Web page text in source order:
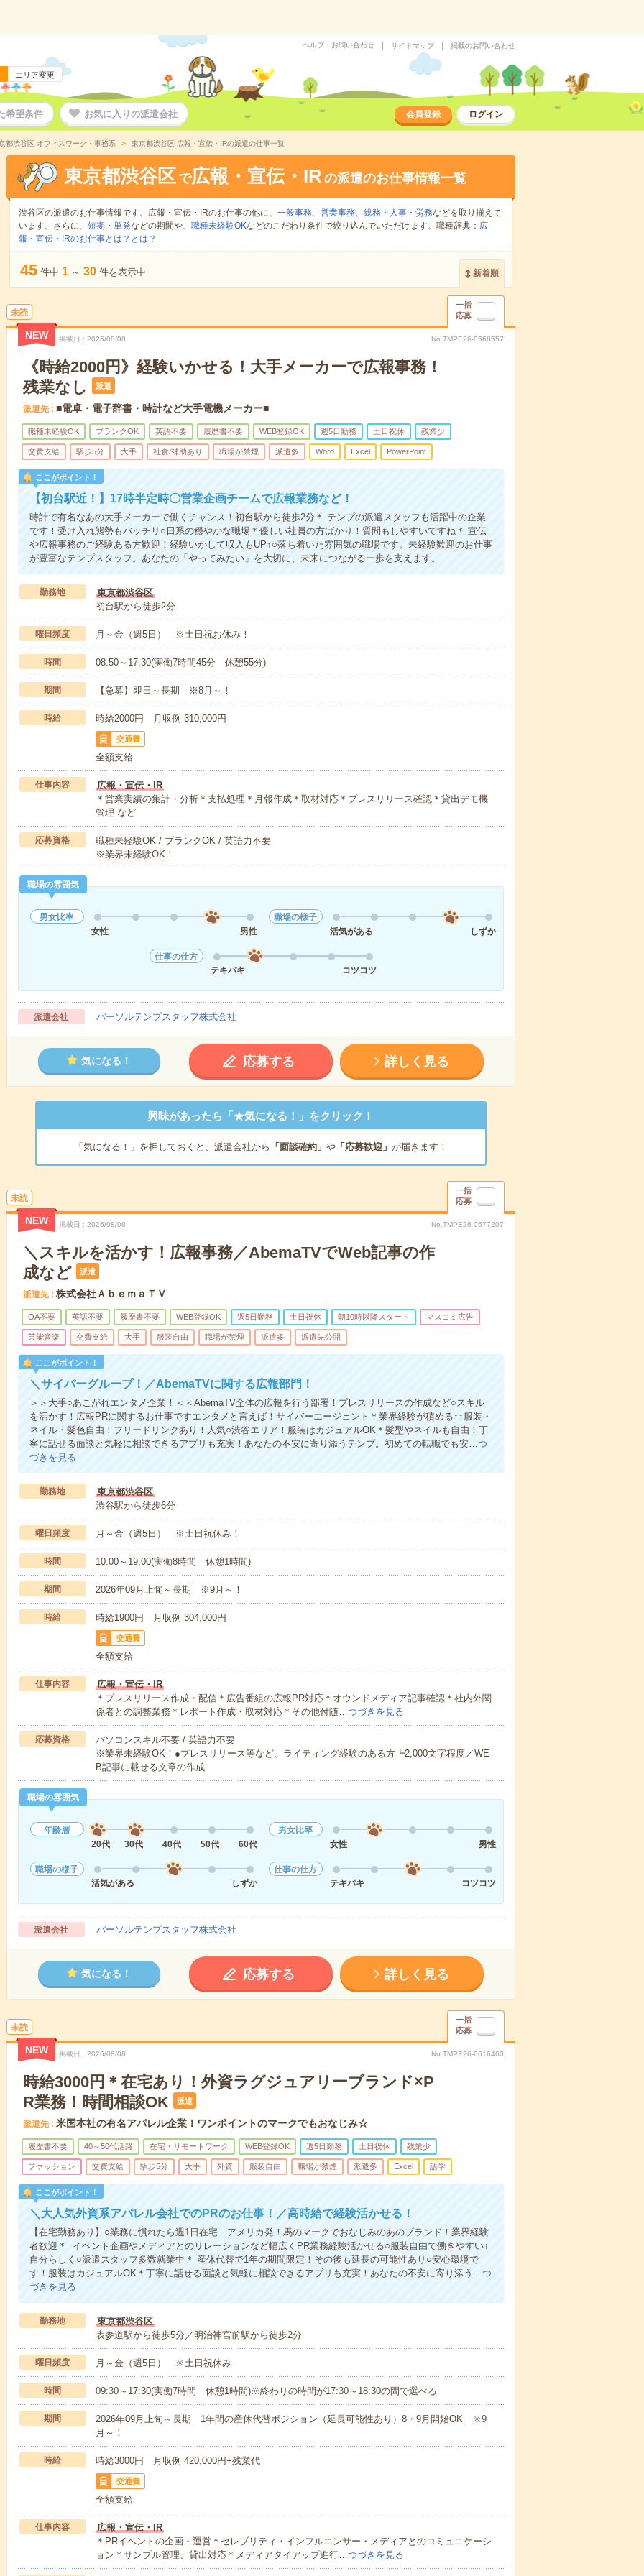
エリア変更
ヘルプ・お問い合わせ サイトマップ 掲載のお問い合わせ
希望条件 お気に入りの派遣会社 会員登録 ログイン
都渋谷区 オフィスワーク・事務系 東京都渋谷区 広報・宣伝・IRの派遣の仕事一覧
東京都渋谷区 で広報・宣伝・IR の派遣のお仕事情報一覧
渋谷区の派遣のお仕事情報です。広報・宣伝・IRのお仕事の他に、 一般事務、 営業事務、 総務・人事・労務などを取り揃えて
います。さらに、 短期 ・ 単発などの期間や、 職種未経験OKなどのこだわり条件で絞り込んでいただけます。職種辞典： 広
報・宣伝・IRのお仕事とは？とは？
45 件中 1 ～ 30 件を表示中 新着順
未読
一括
応募
NEW 掲載日 2026/08/08 No.TMPE26-0568557
《時給2000円》経験いかせる！大手メーカーで広報事務！
残業なし
派遣
派遣先 ■電卓・電子辞書・時計など大手電機メーカー■
職種未経験OK ブランクOK 英語不要 履歴書不要 WEB登録OK 週5日勤務 土日祝休 残業少
交費支給 駅歩5分 大手 社食/補助あり 職場が禁煙 派遣多 Word Excel PowerPoint
ここがポイント！
【初台駅近！】17時半定時〇営業企画チームで広報業務など！
時計で有名なあの大手メーカーで働くチャンス！初台駅から徒歩2分＊ テンプの派遣スタッフも活躍中の企業
です！受け入れ態勢もバッチリ○日系の穏やかな職場＊優しい社員の方ばかり！質問もしやすいですね＊ 宣伝
や広報事務のご経験ある方歓迎！経験いかして収入もUP↑○落ち着いた雰囲気の職場です。未経験歓迎のお仕事
が豊富なテンプスタッフ。あなたの「やってみたい」を大切に、未来につながる一歩を支えます。
勤務地
東京都渋谷区
初台駅から徒歩2分
曜日頻度 月～金（週5日） ※土日祝お休み！
時間 08:50～17:30(実働7時間45分 休憩55分)
期間 【急募】即日～長期 ※8月～！
時給 時給2000円 月収例 310,000円
交通費
全額支給
仕事内容
広報・宣伝・IR
＊営業実績の集計・分析＊支払処理＊月報作成＊取材対応＊プレスリリース確認＊貸出デモ機
管理 など
応募資格
職種未経験OK / ブランクOK / 英語力不要
※業界未経験OK！
職場の雰囲気
男女比率
女性
男性
職場の様子
活気がある
しずか
仕事の仕方
テキパキ
コツコツ
派遣会社 パーソルテンプスタッフ株式会社
気になる！ 応募する 詳しく見る
興味があったら「★気になる！」をクリック！
「気になる！」を押しておくと、派遣会社から 「面談確約」 や「応募歓迎」 が届きます！
未読
一括
応募
NEW 掲載日 2026/08/08 No.TMPE26-0577207
＼スキルを活かす！広報事務／AbemaTVでWeb記事の作
成など
派遣
派遣先 株式会社ＡｂｅｍａＴＶ
OA不要 英語不要 履歴書不要 WEB登録OK 週5日勤務 土日祝休 朝10時以降スタート マスコミ広告
芸能音楽 交費支給 大手 服装自由 職場が禁煙 派遣多 派遣先公開
ここがポイント！
＼サイバーグループ！／AbemaTVに関する広報部門！
＞＞大手○あこがれエンタメ企業！＜＜AbemaTV全体の広報を行う部署！プレスリリースの作成など○スキル
を活かす！広報PRに関するお仕事ですエンタメと言えば！サイバーエージェント＊業界経験が積める↑↑服装・
ネイル・髪色自由！フリードリンクあり！人気○渋谷エリア！服装はカジュアルOK＊髪型やネイルも自由！丁
寧に話せる面談と気軽に相談できるアプリも充実！あなたの不安に寄り添うテンプ。初めての転職でも安…つ
づきを見る
勤務地
東京都渋谷区
渋谷駅から徒歩6分
曜日頻度 月～金（週5日） ※土日祝休み！
時間 10:00～19:00(実働8時間 休憩1時間)
期間 2026年09月上旬～長期 ※9月～！
時給 時給1900円 月収例 304,000円
交通費
全額支給
仕事内容
広報・宣伝・IR
＊プレスリリース作成・配信＊広告番組の広報PR対応＊オウンドメディア記事確認＊社内外関
係者との調整業務＊レポート作成・取材対応＊その他付随…つづきを見る
応募資格
パソコンスキル不要 / 英語力不要
※業界未経験OK！●プレスリリース等など、ライティング経験のある方┗2,000文字程度／WE
B記事に載せる文章の作成
職場の雰囲気
年齢層
20代
30代 40代 50代 60代
男女比率
女性
男性
職場の様子
活気がある
しずか
仕事の仕方
テキパキ
コツコツ
派遣会社 パーソルテンプスタッフ株式会社
気になる！ 応募する 詳しく見る
未読
一括
応募
NEW 掲載日 2026/08/08 No.TMPE26-0616460
時給3000円＊在宅あり！外資ラグジュアリーブランド×P
R業務！時間相談OK
派遣
派遣先 米国本社の有名アパレル企業！ワンポイントのマークでもおなじみ☆
履歴書不要 40～50代活躍 在宅・リモートワーク WEB登録OK 週5日勤務 土日祝休 残業少
ファッション 交費支給 駅歩5分 大手 外資 服装自由 職場が禁煙 派遣多 Excel 語学
ここがポイント！
＼大人気外資系アパレル会社でのPRのお仕事！／高時給で経験活かせる！
【在宅勤務あり】○業務に慣れたら週1日在宅 アメリカ発！馬のマークでおなじみのあのブランド！業界経験
者歓迎＊ イベント企画やメディアとのリレーションなど幅広くPR業務経験活かせる○服装自由で働きやすい↑
自分らしく○派遣スタッフ多数就業中＊ 産休代替で1年の期間限定！その後も延長の可能性あり○安心環境で
す！服装はカジュアルOK＊丁寧に話せる面談と気軽に相談できるアプリも充実！あなたの不安に寄り添う…つ
づきを見る
勤務地
東京都渋谷区
表参道駅から徒歩5分／明治神宮前駅から徒歩2分
曜日頻度 月～金（週5日） ※土日祝休み
時間 09:30～17:30(実働7時間 休憩1時間)※終わりの時間が17:30～18:30の間で選べる
期間
2026年09月上旬～長期 1年間の産休代替ポジション（延長可能性あり）8・9月開始OK ※9
月～！
時給 時給3000円 月収例 420,000円+残業代
交通費
全額支給
仕事内容
広報・宣伝・IR
＊PRイベントの企画・運営＊セレブリティ・インフルエンサー・メディアとのコミュニケーシ
ョン＊サンプル管理、貸出対応＊メディアタイアップ進行…つづきを見る